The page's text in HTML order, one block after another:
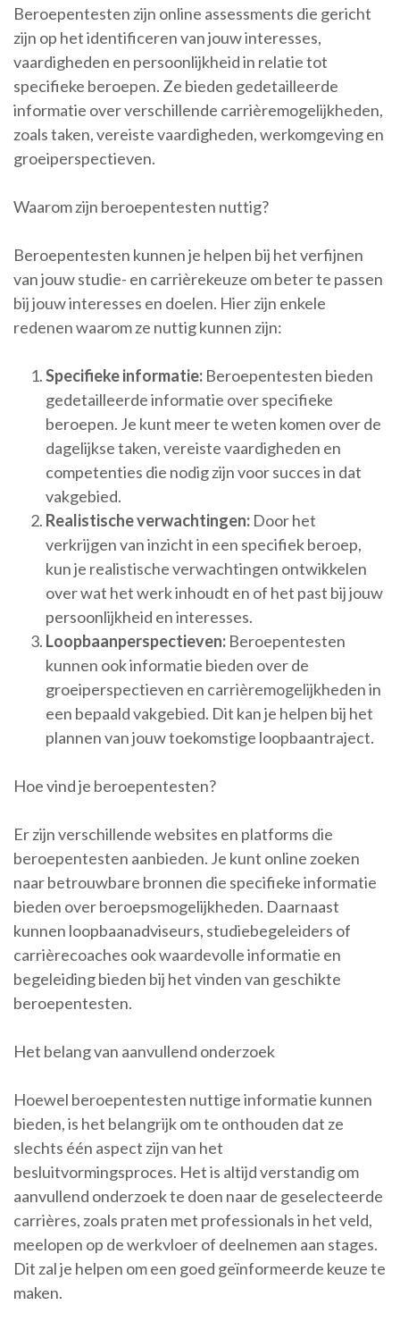
Beroepentesten zijn online assessments die gericht
zijn op het identificeren van jouw interesses,
vaardigheden en persoonlijkheid in relatie tot
specifieke beroepen. Ze bieden gedetailleerde
informatie over verschillende carrièremogelijkheden,
zoals taken, vereiste vaardigheden, werkomgeving en
groeiperspectieven.
Waarom zijn beroepentesten nuttig?
Beroepentesten kunnen je helpen bij het verfijnen
van jouw studie- en carrièrekeuze om beter te passen
bij jouw interesses en doelen. Hier zijn enkele
redenen waarom ze nuttig kunnen zijn:
Specifieke informatie: Beroepentesten bieden
gedetailleerde informatie over specifieke
beroepen. Je kunt meer te weten komen over de
dagelijkse taken, vereiste vaardigheden en
competenties die nodig zijn voor succes in dat
vakgebied.
Realistische verwachtingen: Door het
verkrijgen van inzicht in een specifiek beroep,
kun je realistische verwachtingen ontwikkelen
over wat het werk inhoudt en of het past bij jouw
persoonlijkheid en interesses.
Loopbaanperspectieven: Beroepentesten
kunnen ook informatie bieden over de
groeiperspectieven en carrièremogelijkheden in
een bepaald vakgebied. Dit kan je helpen bij het
plannen van jouw toekomstige loopbaantraject.
Hoe vind je beroepentesten?
Er zijn verschillende websites en platforms die
beroepentesten aanbieden. Je kunt online zoeken
naar betrouwbare bronnen die specifieke informatie
bieden over beroepsmogelijkheden. Daarnaast
kunnen loopbaanadviseurs, studiebegeleiders of
carrièrecoaches ook waardevolle informatie en
begeleiding bieden bij het vinden van geschikte
beroepentesten.
Het belang van aanvullend onderzoek
Hoewel beroepentesten nuttige informatie kunnen
bieden, is het belangrijk om te onthouden dat ze
slechts één aspect zijn van het
besluitvormingsproces. Het is altijd verstandig om
aanvullend onderzoek te doen naar de geselecteerde
carrières, zoals praten met professionals in het veld,
meelopen op de werkvloer of deelnemen aan stages.
Dit zal je helpen om een goed geïnformeerde keuze te
maken.